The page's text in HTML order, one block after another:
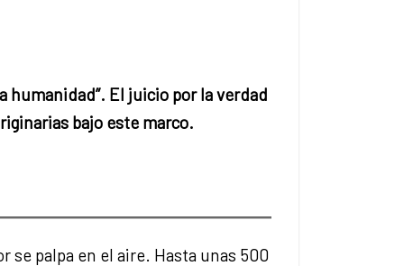
humanidad”. El juicio por la verdad
bajo este marco.
se palpa en el aire. Hasta unas 500